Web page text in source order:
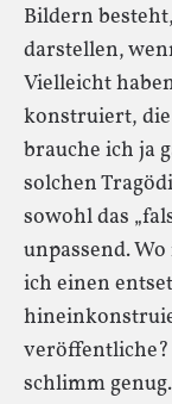
Bildern
darstellen,
Vielleicht
konstruiert,
brauche ich ja
solchen
sowohl das
unpassend.
ich einen
schlimm genug.